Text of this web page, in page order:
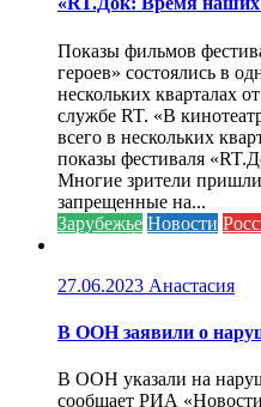
Показы фильмов
героев» состоялись в
нескольких кварталах
службе RT. «В
всего в нескольких
показы фестиваля
Многие зрители
запрещенные на...
Зарубежье Новости
27.06.2023 Анастасия
В ООН заявили о
В ООН указали на
сообщает РИА